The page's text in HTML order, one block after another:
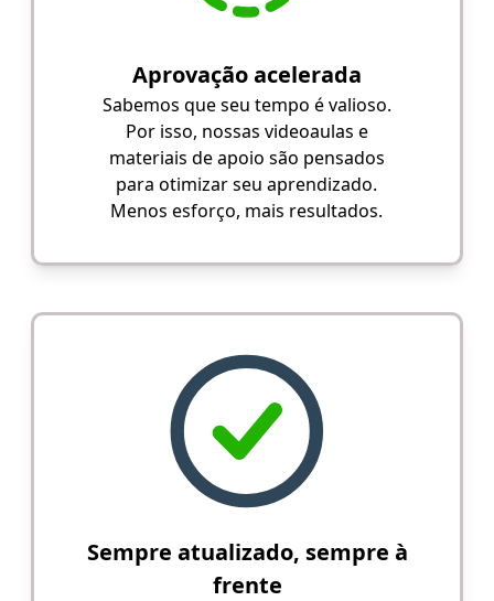
Aprovação acelerada
Sabemos que seu tempo é valioso.
Por isso, nossas videoaulas e
materiais de apoio são pensados
para otimizar seu aprendizado.
Menos esforço, mais resultados.
Sempre atualizado, sempre à
frente